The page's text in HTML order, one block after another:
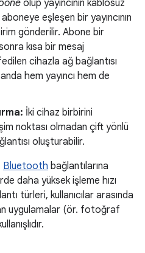
olup yayıncının kablosuz
eşleşen bir yayıncının
gönderilir. Abone bir
kısa bir mesaj
cihazla ağ bağlantısı
hem yayıncı hem de
İki cihaz birbirini
noktası olmadan çift yönlü
oluşturabilir.
Bluetooth bağlantılarına
daha yüksek işleme hızı
türleri, kullanıcılar arasında
uygulamalar (ör. fotoğraf